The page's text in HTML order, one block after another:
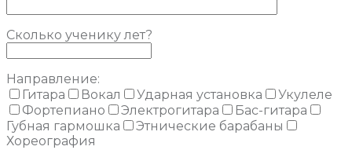
Сколько ученику лет?
Направление:
Гитара
Вокал Ударная установка
Укулеле
Фортепиано
Электрогитара
Бас-гитара
Губная гармошка
Этнические барабаны
Хореография